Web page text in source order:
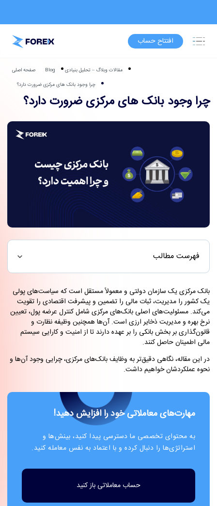
افتتاح حساب
صفحه اصلی Blog
مقالات وبلاگ – تحلیل بنیادی
چرا وجود بانک های مرکزی ضرورت دارد؟
چرا وجود بانک های مرکزی ضرورت دارد؟
فهرست مطالب
بانک مرکزی یک سازمان دولتی و معمولاً مستقل است که سیاست‌های پولی
یک کشور را مدیریت، ثبات مالی را تضمین و پیشرفت اقتصادی را تقویت
می‌کند. مسئولیت‌های اصلی بانک‌های مرکزی شامل کنترل عرضه پول، تعیین
نرخ بهره و مدیریت ذخایر ارزی است. آن‌ها همچنین وظیفه نظارت و
قانون‌گذاری بر بخش بانکی را بر عهده دارند تا از امنیت و کارایی سیستم
مالی اطمینان حاصل کنند.
در این مقاله، نگاهی دقیق‌تر به وظایف بانک‌های مرکزی، چرایی وجود آن‌ها و
نحوه عملکردشان خواهیم داشت.
مهارت‌های معاملاتی خود را افزایش دهید!
به محتوای تخصصی ما دسترسی پیدا کنید، بینش‌ها و
استراتژی‌ها را دنبال کرده و با اعتماد به نفس معامله کنید.
حساب معاملاتی باز کنید